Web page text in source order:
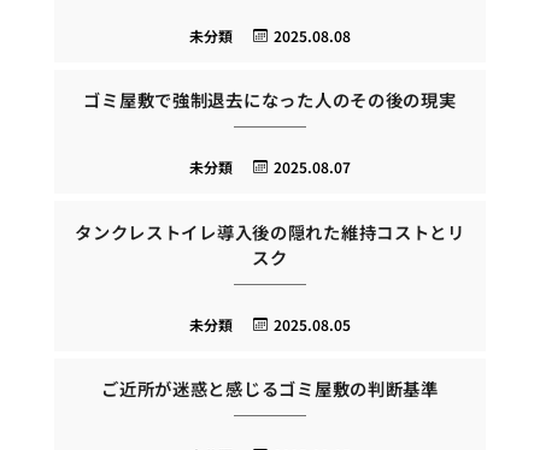
2025.08.08
未分類
ゴミ屋敷で強制退去になった人のその後の現実
2025.08.07
未分類
タンクレストイレ導入後の隠れた維持コストとリ
スク
2025.08.05
未分類
ご近所が迷惑と感じるゴミ屋敷の判断基準